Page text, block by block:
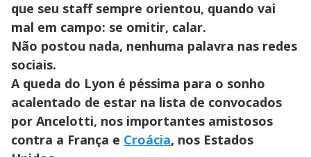
que seu staff sempre orientou, quando vai
mal em campo: se omitir, calar.
Não postou nada, nenhuma palavra nas redes
sociais.
A queda do Lyon é péssima para o sonho
acalentado de estar na lista de convocados
por Ancelotti, nos importantes amistosos
contra a França e Croácia, nos Estados